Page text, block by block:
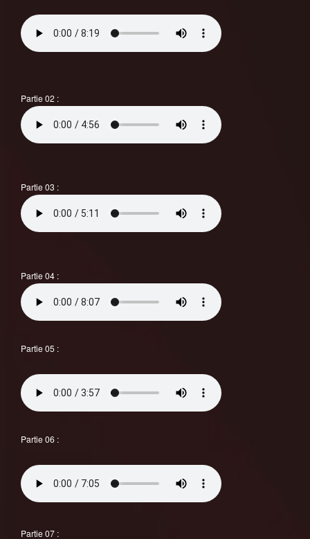
Partie 02 :
Partie 03 :
Partie 04 :
Partie 05 :
Partie 06 :
Partie 07 :